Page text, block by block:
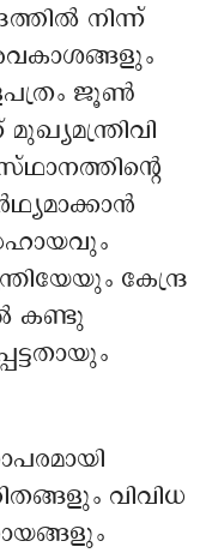
നിന്ന്
ജൂൺ
സഹായവും
കേന്ദ്ര
കണ്ടു
വിവിധ